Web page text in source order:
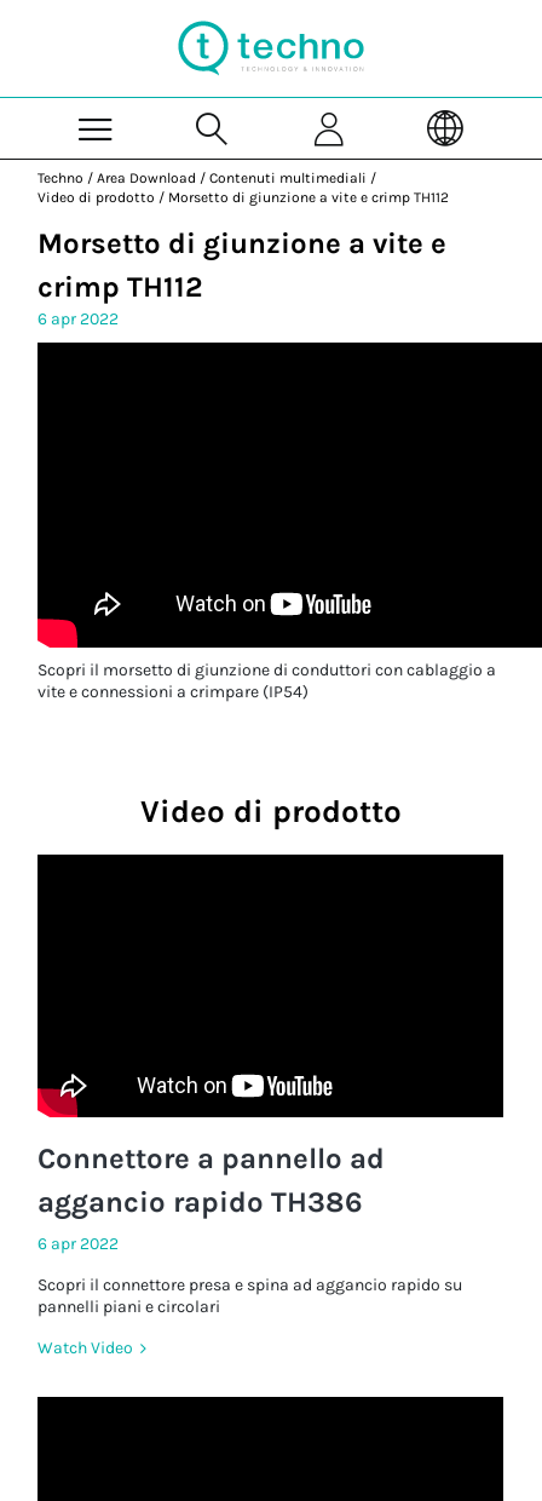
Techno / Area Download / Contenuti multimediali /
Video di prodotto / Morsetto di giunzione a vite e crimp TH112
Morsetto di giunzione a vite e
crimp TH112
6 apr 2022
Scopri il morsetto di giunzione di conduttori con cablaggio a
vite e connessioni a crimpare (IP54)
Video di prodotto
Connettore a pannello ad
aggancio rapido TH386
6 apr 2022
Scopri il connettore presa e spina ad aggancio rapido su
pannelli piani e circolari
Watch Video